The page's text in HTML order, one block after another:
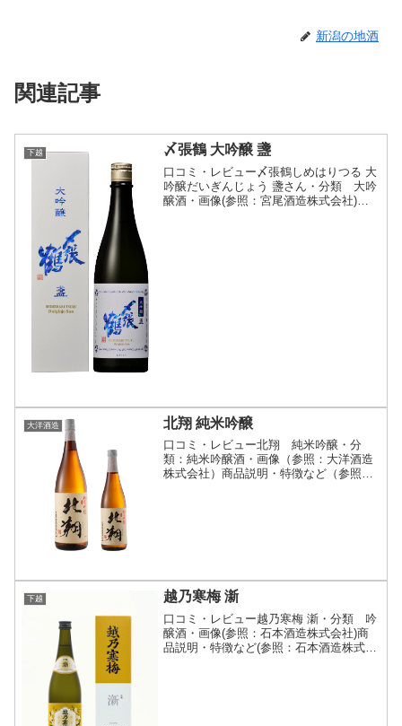
新潟の地酒
関連記事
下越 〆張鶴 大吟醸 盞
口コミ・レビュー〆張鶴しめはりつる 大
吟醸だいぎんじょう 盞さん・分類 大吟
醸酒・画像(参照：宮尾酒造株式会社)商
大洋酒造 北翔 純米吟醸
口コミ・レビュー北翔 純米吟醸・分
類：純米吟醸酒・画像（参照：大洋酒造
株式会社）商品説明・特徴など（参照：
下越 越乃寒梅 澵
口コミ・レビュー越乃寒梅 澵・分類 吟
醸酒・画像(参照：石本酒造株式会社)商
品説明・特徴など(参照：石本酒造株式会